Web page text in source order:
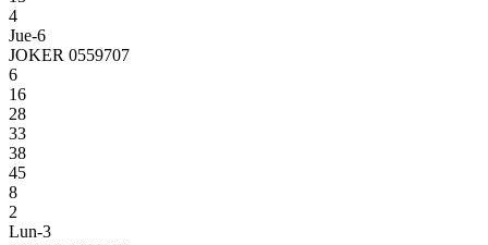
4
Jue-6
JOKER 0559707
6
16
28
33
38
45
8
2
Lun-3